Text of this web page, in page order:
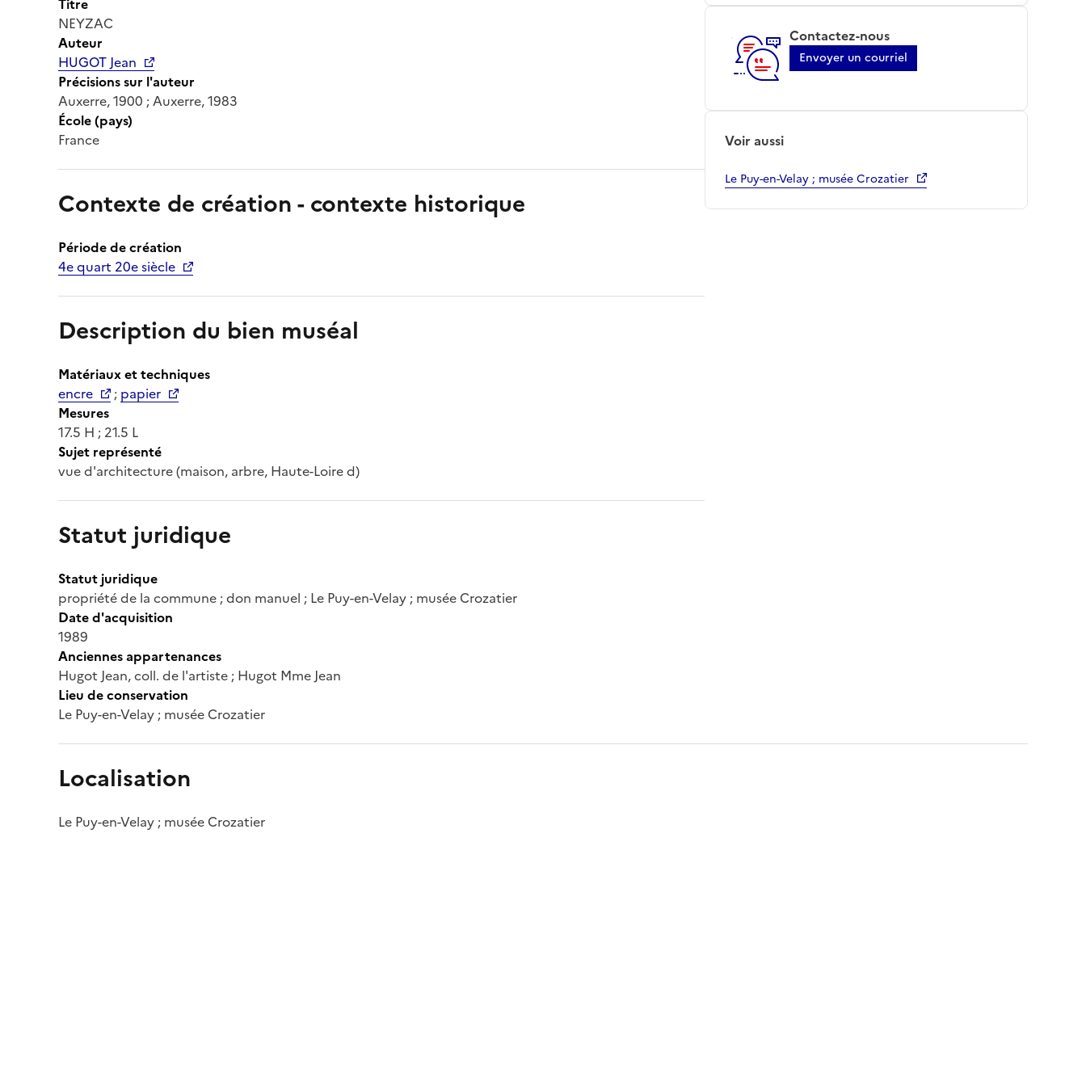
NEYZAC
Auteur
HUGOT Jean
Précisions sur l'auteur
Auxerre, 1900 ; Auxerre, 1983
École (pays)
France
Contexte de création - contexte historique
Période de création
4e quart 20e siècle
Description du bien muséal
Matériaux et techniques
encre
; papier
Mesures
17.5 H ; 21.5 L
Sujet représenté
vue d'architecture (maison, arbre, Haute-Loire d)
Statut juridique
Statut juridique
propriété de la commune ; don manuel ; Le Puy-en-Velay ; musée Crozatier
Date d'acquisition
1989
Anciennes appartenances
Hugot Jean, coll. de l'artiste ; Hugot Mme Jean
Lieu de conservation
Le Puy-en-Velay ; musée Crozatier
Contactez-nous
Envoyer un courriel
Voir aussi
Le Puy-en-Velay ; musée Crozatier
Localisation
Le Puy-en-Velay ; musée Crozatier